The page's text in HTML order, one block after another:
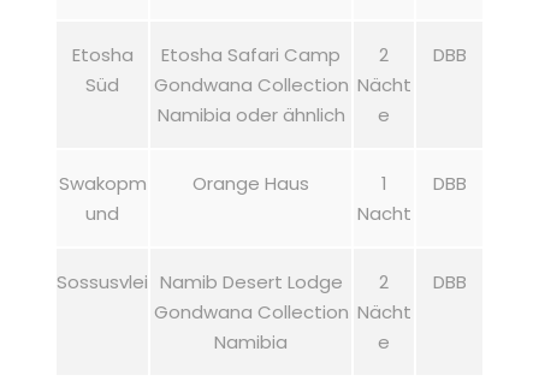
Etosha
Süd
Etosha Safari Camp
Gondwana Collection
Namibia oder ähnlich
2
Nächt
e
DBB
Swakopm
und
Orange Haus
1
Nacht
DBB
Sossusvlei Namib Desert Lodge
Gondwana Collection
Namibia
2
Nächt
e
DBB